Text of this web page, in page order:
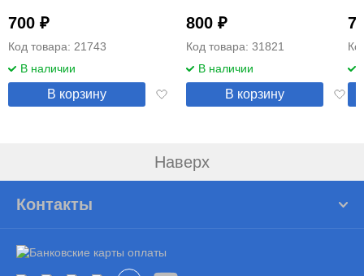
700 ₽
Код товара: 21743
В наличии
Добавить
В корзину
800 ₽
Код товара: 31821
В наличии
В корзину
Наверх
Контакты